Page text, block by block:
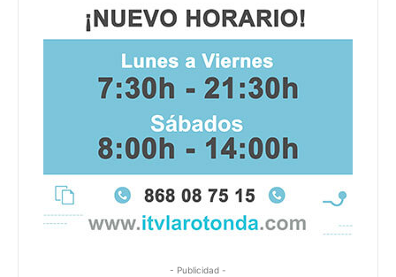
- Publicidad -